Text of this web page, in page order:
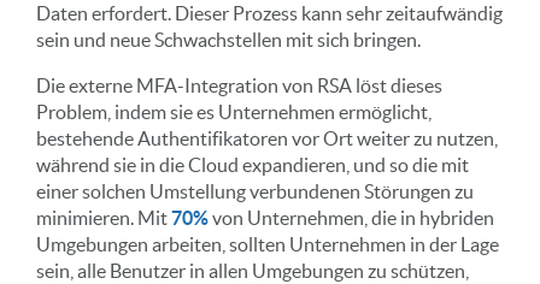
Daten erfordert. Dieser Prozess kann sehr zeitaufwändig
sein und neue Schwachstellen mit sich bringen.
Die externe MFA-Integration von RSA löst dieses
Problem, indem sie es Unternehmen ermöglicht,
bestehende Authentifikatoren vor Ort weiter zu nutzen,
während sie in die Cloud expandieren, und so die mit
einer solchen Umstellung verbundenen Störungen zu
minimieren. Mit70%von Unternehmen, die in hybriden
Umgebungen arbeiten, sollten Unternehmen in der Lage
sein, alle Benutzer in allen Umgebungen zu schützen,